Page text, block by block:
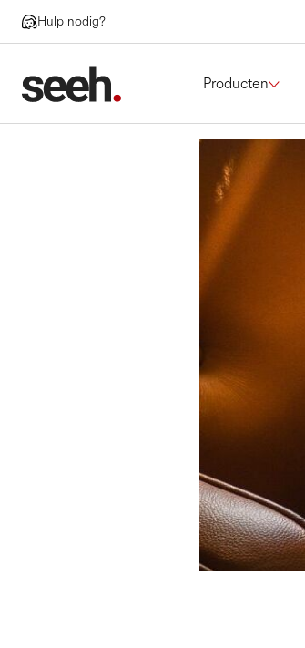
Hulp nodig?
Producten